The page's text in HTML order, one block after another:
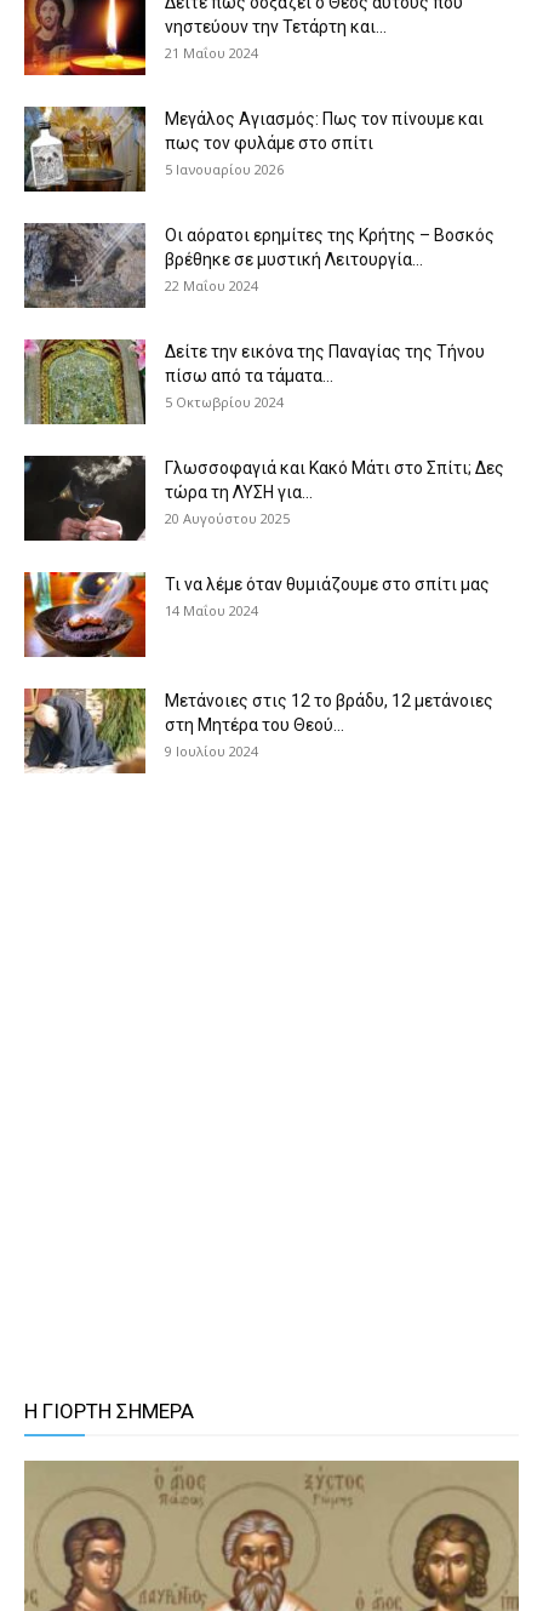
νηστεύουν την Τετάρτη και...
21 Μαΐου 2024
Μεγάλος Αγιασμός: Πως τον πίνουμε και
πως τον φυλάμε στο σπίτι
5 Ιανουαρίου 2026
Οι αόρατοι ερημίτες της Κρήτης – Βοσκός
βρέθηκε σε μυστική Λειτουργία...
22 Μαΐου 2024
Δείτε την εικόνα της Παναγίας της Τήνου
πίσω από τα τάματα...
5 Οκτωβρίου 2024
Γλωσσοφαγιά και Κακό Μάτι στο Σπίτι; Δες
τώρα τη ΛΥΣΗ για...
20 Αυγούστου 2025
Τι να λέμε όταν θυμιάζουμε στο σπίτι μας
14 Μαΐου 2024
Μετάνοιες στις 12 το βράδυ, 12 μετάνοιες
στη Μητέρα του Θεού...
9 Ιουλίου 2024
Η ΓΙΟΡΤΗ ΣΗΜΕΡΑ